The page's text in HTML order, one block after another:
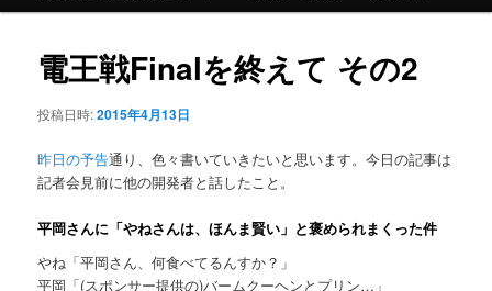
メ
コ
テ
ン
ツ
電王戦Finalを終えて その2
投稿日時:2015年4月13日
昨日の予告通り、色々書いていきたいと思います。今日の記事は
記者会見前に他の開発者と話したこと。
平岡さんに「やねさんは、ほんま賢い」と褒められまくった件
やね「平岡さん、何食べてるんすか？」
平岡「(スポンサー提供の)バームクーヘンとプリン…」